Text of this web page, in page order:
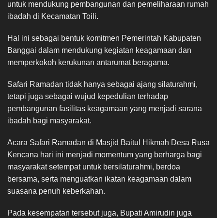
untuk mendukung pembangunan dan pemeliharaan rumah
ibadah di Kecamatan Toili.
Hal ini sebagai bentuk komitmen Pemerintah Kabupaten
Banggai dalam mendukung kegiatan keagamaan dan
memperkokoh kerukunan antarumat beragama.
Safari Ramadan tidak hanya sebagai ajang silaturahmi,
tetapi juga sebagai wujud kepedulian terhadap
pembangunan fasilitas keagamaan yang menjadi sarana
ibadah bagi masyarakat.
Acara Safari Ramadan di Masjid Baitul Hikmah Desa Rusa
Kencana hari ini menjadi momentum yang berharga bagi
masyarakat setempat untuk bersilaturahmi, berdoa
bersama, serta menguatkan ikatan keagamaan dalam
suasana penuh keberkahan.
Pada kesempatan tersebut juga, Bupati Amirudin juga